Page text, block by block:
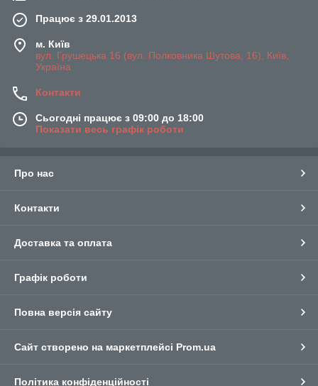
Працює з 29.01.2013
м. Київ
вул. Грушецька 16 (вул. Полковника Шутова, 16), Київ,
Україна
Контакти
Сьогодні працює з 09:00 до 18:00
Показати весь графік роботи
Про нас
Контакти
Доставка та оплата
Графік роботи
Повна версія сайту
Сайт створено на маркетплейсі Prom.ua
Політика конфіденційності